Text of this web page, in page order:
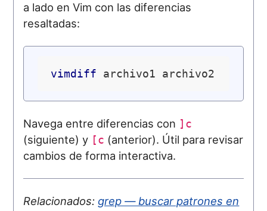
a lado en Vim con las diferencias
resaltadas:
vimdiff
Navega entre diferencias con ]c
(siguiente) y [c (anterior). Útil para revisar
cambios de forma interactiva.
Relacionados: grep — buscar patrones en